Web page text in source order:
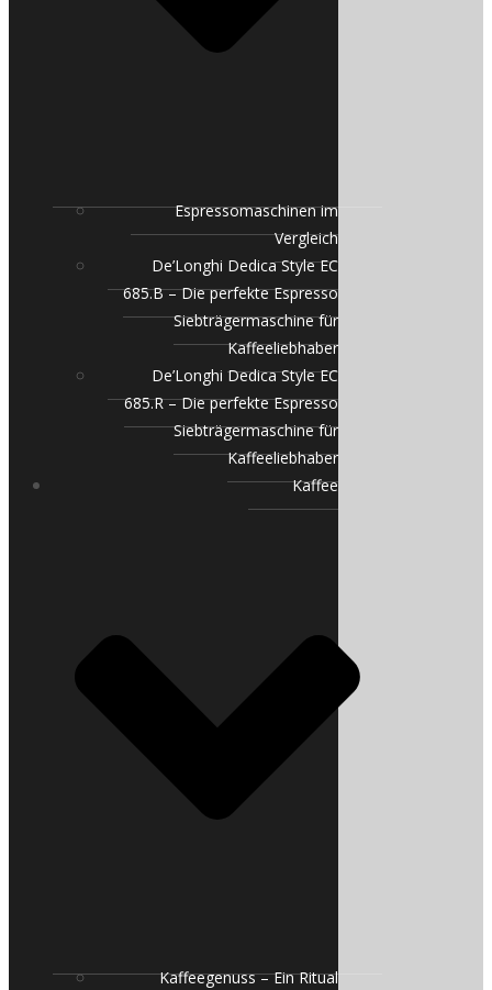
Espressomaschinen im
Vergleich
De’Longhi Dedica Style EC
685.B – Die perfekte Espresso
Siebträgermaschine für
Kaffeeliebhaber
De’Longhi Dedica Style EC
685.R – Die perfekte Espresso
Siebträgermaschine für
Kaffeeliebhaber
Kaffee
Kaffeegenuss – Ein Ritual